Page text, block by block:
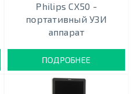
Philips CX50 -
портативный УЗИ
аппарат
ПОДРОБНЕЕ